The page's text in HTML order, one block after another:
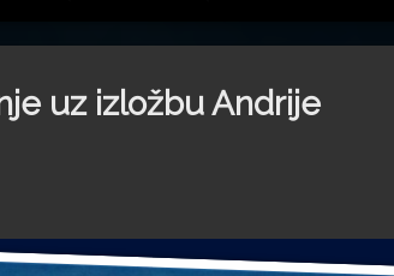
uz izložbu Andrije